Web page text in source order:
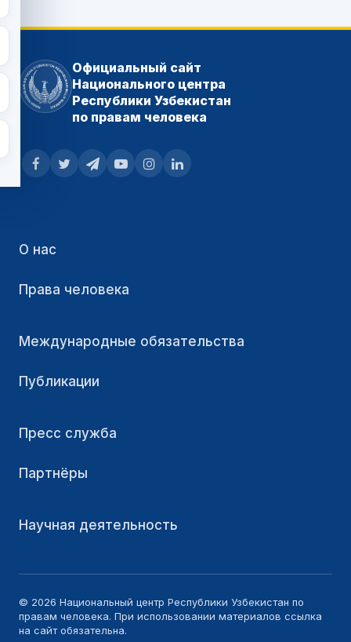
Официальный сайт
Национального центра
Республики Узбекистан
по правам человека
О нас
Права человека
Международные обязательства
Публикации
Пресс служба
Партнёры
Научная деятельность
© 2026 Национальный центр Республики Узбекистан по
правам человека. При использовании материалов ссылка
на сайт обязательна.